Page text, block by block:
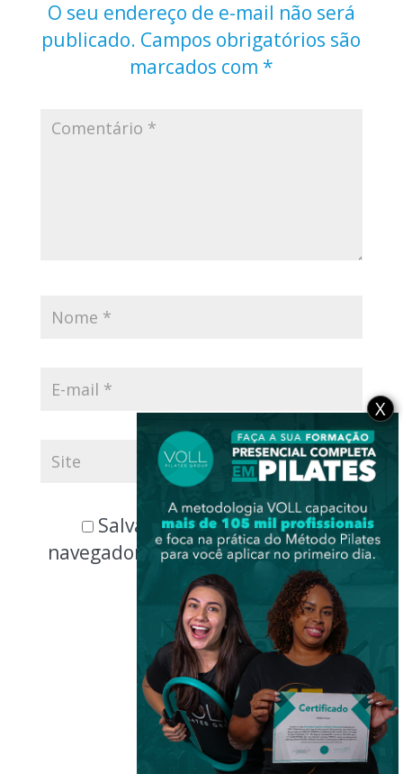
O seu endereço de e-mail não será
publicado. Campos obrigatórios são
marcados com *
Salvar meus dados neste
navegador para a próxima vez que
eu comentar.
X